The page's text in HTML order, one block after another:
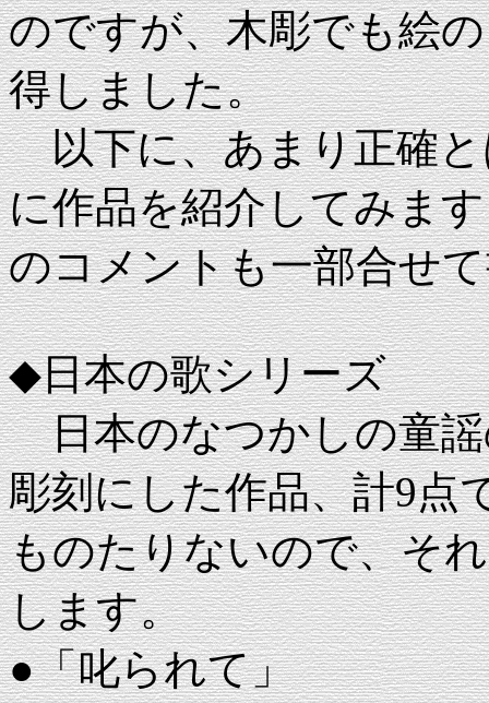
のですが、木彫でも絵
得しました。
以下に、あまり正確と
に作品を紹介してみま
のコメントも一部合せ
◆日本の歌シリーズ
日本のなつかしの童謡
彫刻にした作品、計9点
ものたりないので、そ
します。
●「叱られて」